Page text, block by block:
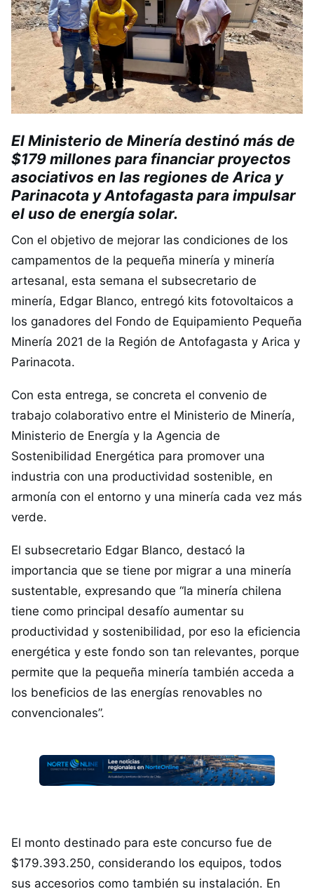
El Ministerio de Minería destinó más de
$179 millones para financiar proyectos
asociativos en las regiones de Arica y
Parinacota y Antofagasta para impulsar
el uso de energía solar.
Con el objetivo de mejorar las condiciones de los
campamentos de la pequeña minería y minería
artesanal, esta semana el subsecretario de
minería, Edgar Blanco, entregó kits fotovoltaicos a
los ganadores del Fondo de Equipamiento Pequeña
Minería 2021 de la Región de Antofagasta y Arica y
Parinacota.
Con esta entrega, se concreta el convenio de
trabajo colaborativo entre el Ministerio de Minería,
Ministerio de Energía y la Agencia de
Sostenibilidad Energética para promover una
industria con una productividad sostenible, en
armonía con el entorno y una minería cada vez más
verde.
El subsecretario Edgar Blanco, destacó la
importancia que se tiene por migrar a una minería
sustentable, expresando que “la minería chilena
tiene como principal desafío aumentar su
productividad y sostenibilidad, por eso la eficiencia
energética y este fondo son tan relevantes, porque
permite que la pequeña minería también acceda a
los beneficios de las energías renovables no
convencionales”.
El monto destinado para este concurso fue de
$179.393.250, considerando los equipos, todos
sus accesorios como también su instalación. En